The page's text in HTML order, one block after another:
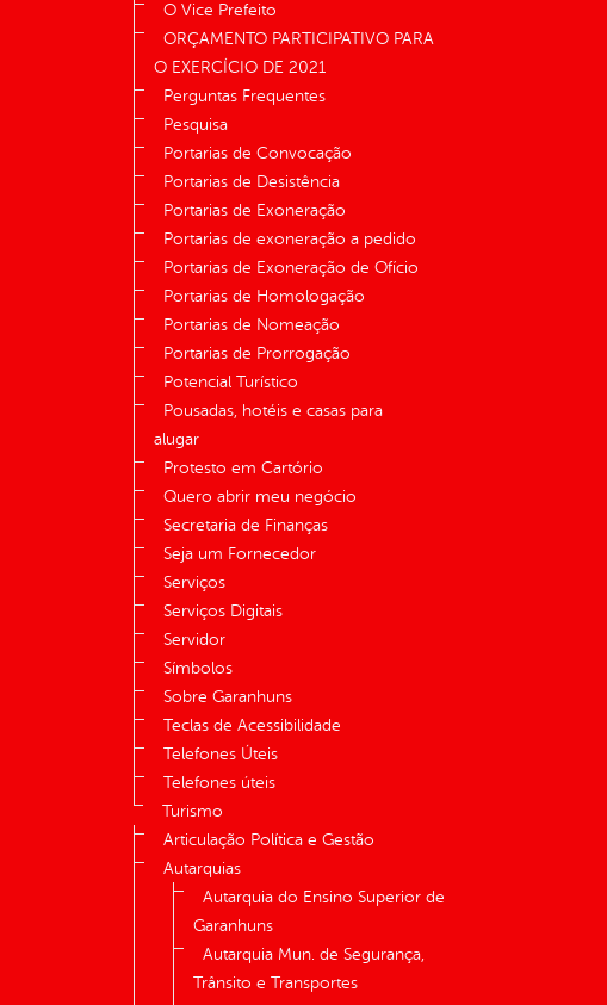
O Vice Prefeito
ORÇAMENTO PARTICIPATIVO PARA
O EXERCÍCIO DE 2021
Perguntas Frequentes
Pesquisa
Portarias de Convocação
Portarias de Desistência
Portarias de Exoneração
Portarias de exoneração a pedido
Portarias de Exoneração de Ofício
Portarias de Homologação
Portarias de Nomeação
Portarias de Prorrogação
Potencial Turístico
Pousadas, hotéis e casas para
alugar
Protesto em Cartório
Quero abrir meu negócio
Secretaria de Finanças
Seja um Fornecedor
Serviços
Serviços Digitais
Servidor
Símbolos
Sobre Garanhuns
Teclas de Acessibilidade
Telefones Úteis
Telefones úteis
Turismo
Articulação Política e Gestão
Autarquias
Autarquia do Ensino Superior de
Garanhuns
Autarquia Mun. de Segurança,
Trânsito e Transportes